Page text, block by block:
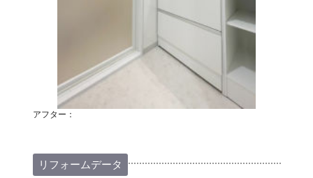
アフター：
リフォームデータ